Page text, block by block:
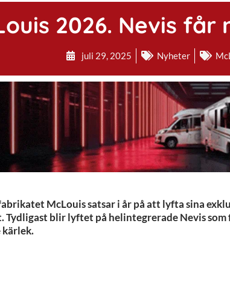
2026. Nevis
juli 29, 2025 Nyheter
McLouis satsar i år på att lyfta sina
blir lyftet på helintegrerade Nevis